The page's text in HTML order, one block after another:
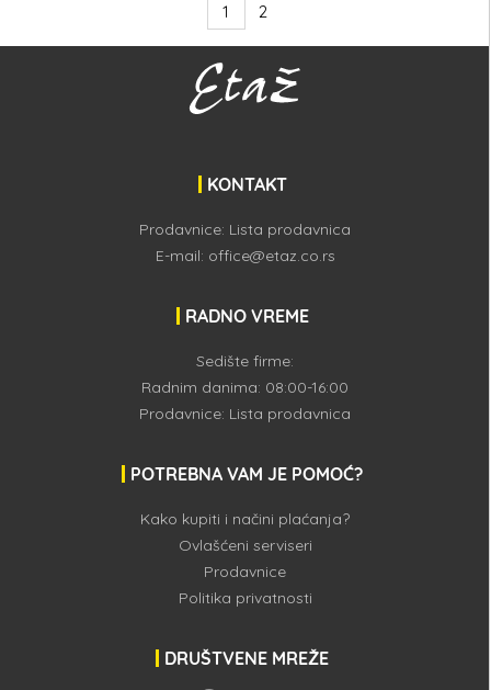
1 2
KONTAKT
Prodavnice: Lista prodavnica
E-mail: office@etaz.co.rs
RADNO VREME
Sedište firme:
Radnim danima: 08:00-16:00
Prodavnice: Lista prodavnica
POTREBNA VAM JE POMOĆ?
Kako kupiti i načini plaćanja?
Ovlašćeni serviseri
Prodavnice
Politika privatnosti
DRUŠTVENE MREŽE